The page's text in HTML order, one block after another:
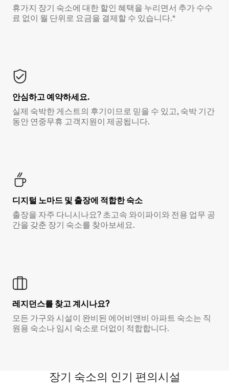
휴가지 장기 숙소에 대한 할인 혜택을 누리면서 추가 수수
료 없이 월 단위로 요금을 결제할 수 있습니다.*
안심하고 예약하세요.
실제 숙박한 게스트의 후기이므로 믿을 수 있고, 숙박 기간
동안 연중무휴 고객지원이 제공됩니다.
디지털 노마드 및 출장에 적합한 숙소
출장을 자주 다니시나요? 초고속 와이파이와 전용 업무 공
간을 갖춘 장기 숙소를 찾아보세요.
레지던스를 찾고 계시나요?
모든 가구와 시설이 완비된 에어비앤비 아파트 숙소는 직
원용 숙소나 임시 숙소로 더없이 적합합니다.
장기 숙소의 인기 편의시설